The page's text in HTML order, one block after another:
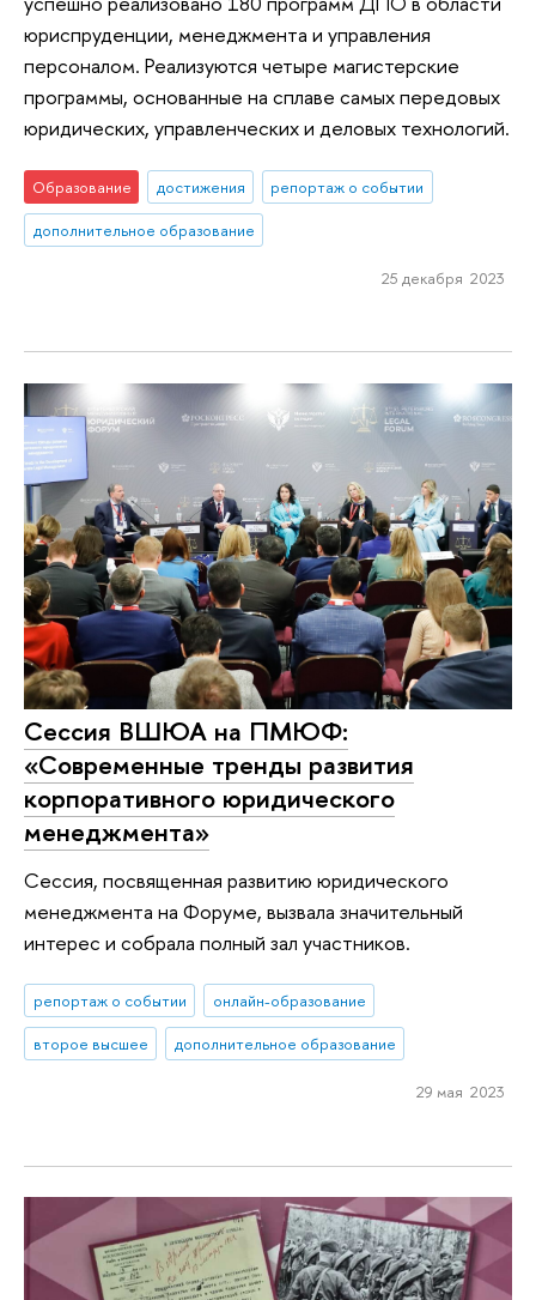
юриспруденции, менеджмента и управления
персоналом. Реализуются четыре магистерские
программы, основанные на сплаве самых передовых
юридических, управленческих и деловых технологий.
Образование достижения
репортаж о событии
дополнительное образование
25 декабря 2023
Сессия ВШЮА на ПМЮФ:
«Современные тренды развития
корпоративного юридического
менеджмента»
Сессия, посвященная развитию юридического
менеджмента на Форуме, вызвала значительный
интерес и собрала полный зал участников.
репортаж о событии
онлайн-образование
второе высшее
дополнительное образование
29 мая 2023